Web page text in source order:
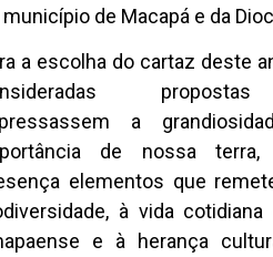
município de Macapá e da
a escolha do cartaz deste
a
de nossa
elementos que
à vida
e à herança